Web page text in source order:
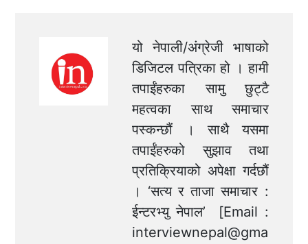
यो नेपाली/अंग्रेजी भाषाको
डिजिटल पत्रिका हो । हामी
तपाईंहरुका सामु छुट्टै
महत्वका साथ समाचार
पस्कन्छौं । साथै यसमा
तपाईंहरुको सुझाव तथा
प्रतिक्रियाको अपेक्षा गर्दछौं
। ‘सत्य र ताजा समाचार :
ईन्टरभ्यु नेपाल’ [Email :
interviewnepal@gma